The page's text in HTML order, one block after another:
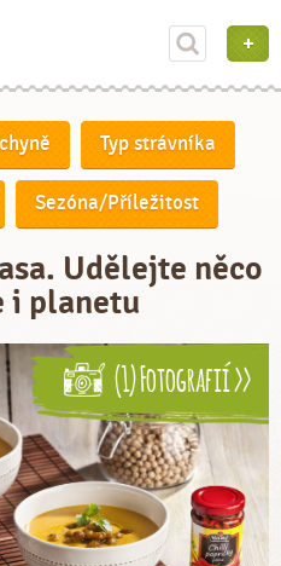
Typ strávníka
Sezóna/Příležitost
Udělejte něco
i planetu
(1) Fotografií >>